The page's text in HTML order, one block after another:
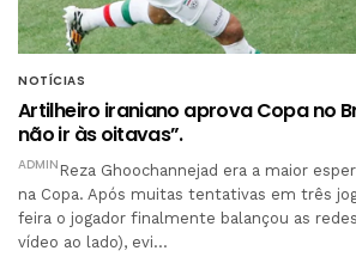
NOTÍCIAS
Artilheiro iraniano aprova Copa no
não ir às oitavas”.
ADMIN Reza Ghoochannejad era a maior
na Copa. Após muitas tentativas em três
feira o jogador finalmente balançou as
vídeo ao lado), evi…